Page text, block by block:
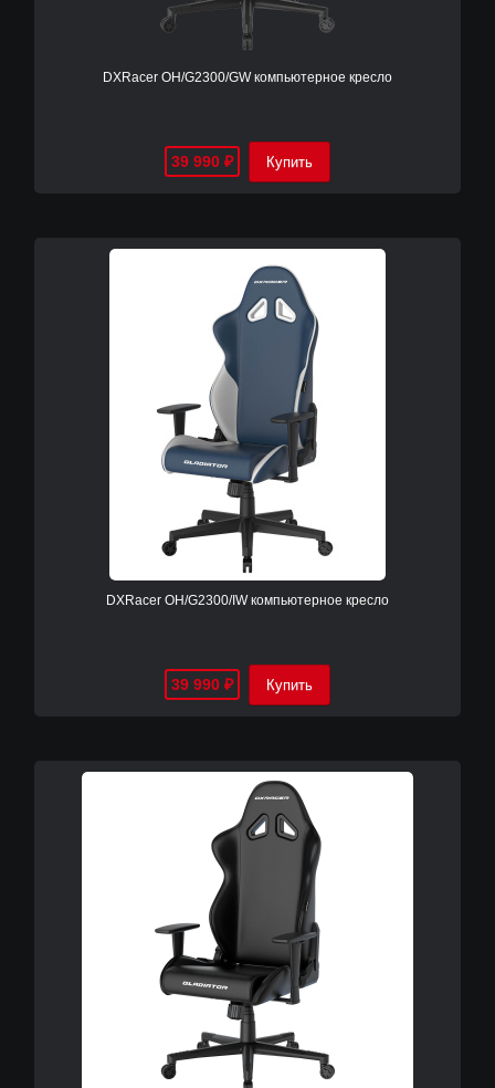
DXRacer OH/G2300/GW компьютерное кресло
39 990 ₽
DXRacer OH/G2300/IW компьютерное кресло
39 990 ₽